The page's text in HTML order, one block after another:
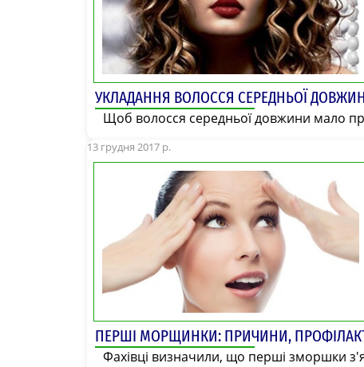
УКЛАДАННЯ ВОЛОССЯ СЕРЕДНЬОЇ
Щоб волосся середньої довжини мало
13 грудня 2017 р.
ПЕРШІ МОРЩИНКИ: ПРИЧИНИ,
Фахівці визначили, що перші зморшки